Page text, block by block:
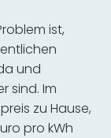
ist,
und
sind. Im
zu Hause,
pro kWh